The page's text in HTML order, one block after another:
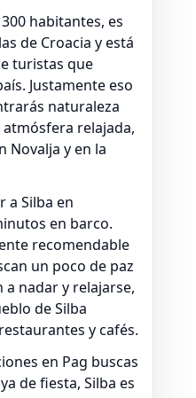
habitantes, es
de Croacia y está
turistas que
Justamente eso
naturaleza
relajada,
Novalja y en la
a Silba en
en barco.
recomendable
un poco de paz
a nadar y relajarse,
de Silba
y cafés.
en Pag buscas
de fiesta, Silba es